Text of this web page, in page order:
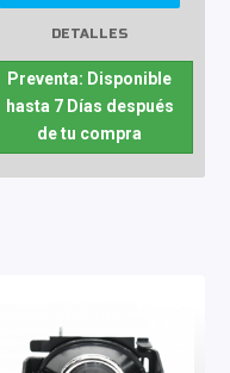
DETALLES
Preventa: Disponible
hasta 7 Días después
de tu compra